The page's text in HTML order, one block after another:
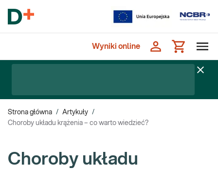
Wyniki online
Strona główna / Artykuły /
Choroby układu krążenia – co warto wiedzieć?
Choroby układu